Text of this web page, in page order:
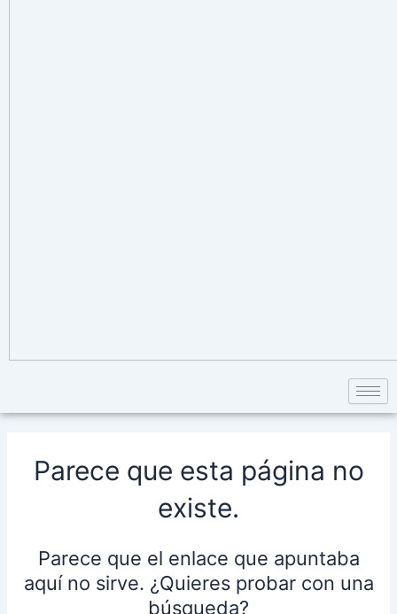
Parece que esta página no
existe.
Parece que el enlace que apuntaba
aquí no sirve. ¿Quieres probar con una
búsqueda?